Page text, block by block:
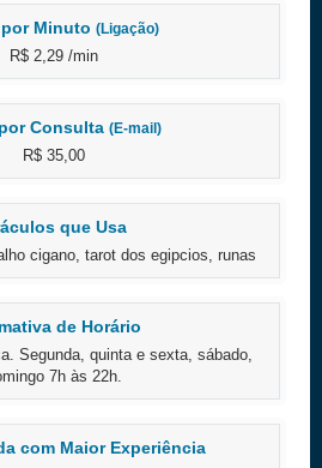
Minuto (Ligação)
R$ 2,29 /min
Consulta (E-mail)
R$ 35,00
que Usa
cigano, tarot dos egipcios, runas
de Horário
Segunda, quinta e sexta, sábado,
7h às 22h.
com Maior Experiência